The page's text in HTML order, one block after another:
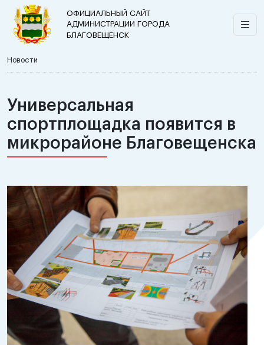
ОФИЦИАЛЬНЫЙ САЙТ
АДМИНИСТРАЦИИ ГОРОДА
БЛАГОВЕЩЕНСК
Новости
Универсальная
спортплощадка появится в
микрорайоне Благовещенска